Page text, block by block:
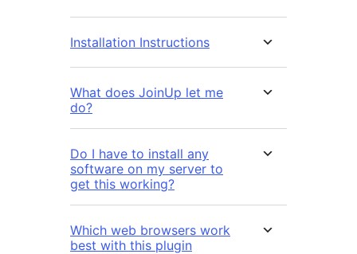
Installation Instructions
What does JoinUp let me
do?
Do I have to install any
software on my server to
get this working?
Which web browsers work
best with this plugin